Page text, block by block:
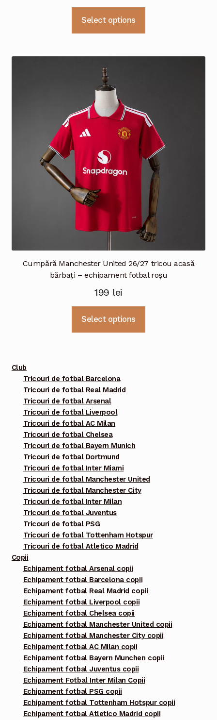
Select options
fi
alese
pagina
produsului.
Cumpără Manchester United 26/27 tricou acasă
bărbați – echipament fotbal roșu
199 lei
Select options
Club
Tricouri de fotbal Barcelona
Tricouri de fotbal Real Madrid
Tricouri de fotbal Arsenal
Tricouri de fotbal Liverpool
Tricouri de fotbal AC Milan
Tricouri de fotbal Chelsea
Tricouri de fotbal Bayern Munich
Tricouri de fotbal Dortmund
Tricouri de fotbal Inter Miami
Tricouri de fotbal Manchester United
Tricouri de fotbal Manchester City
Tricouri de fotbal Inter Milan
Tricouri de fotbal Juventus
Tricouri de fotbal PSG
Tricouri de fotbal Tottenham Hotspur
Tricouri de fotbal Atletico Madrid
Copii
Echipament fotbal Arsenal copii
Echipament fotbal Barcelona copii
Echipament fotbal Real Madrid copii
Echipament fotbal Liverpool copii
Echipament fotbal Chelsea copii
Echipament fotbal Manchester United copii
Echipament fotbal Manchester City copii
Echipament fotbal AC Milan copii
Echipament fotbal Bayern Munchen copii
Echipament fotbal Juventus copii
Echipament Fotbal Inter Milan Copii
Echipament fotbal PSG copii
Echipament fotbal Tottenham Hotspur copii
Echipament fotbal Atletico Madrid copii